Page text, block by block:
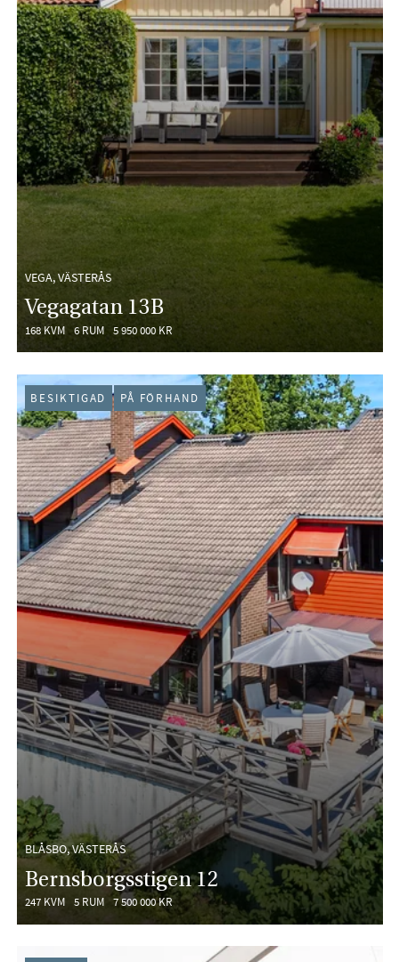
VEGA, VÄSTERÅS
Vegagatan 13B
168 KVM 6 RUM 5 950 000 KR
BLÅSBO, VÄSTERÅS
Bernsborgsstigen 12
247 KVM 5 RUM 7 500 000 KR
BESIKTIGAD PÅ FÖRHAND